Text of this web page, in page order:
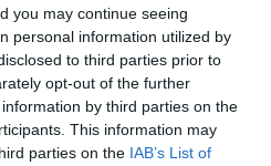
you may continue seeing
personal information utilized by
to third parties prior to
opt-out of the further
by third parties on the
This information may
parties on the IAB’s List of
savršeni za tu ulogu.
da ste zaglavljeni tamo gdje jeste.
niste tačno znali kako da je
planeta iznenadnih promjena,
vas u skladu s tim.